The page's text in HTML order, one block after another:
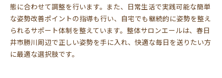
態に合わせて調整を行います。また、日常生活で実践可能な簡単
な姿勢改善ポイントの指導も行い、自宅でも継続的に姿勢を整え
られるサポート体制を整えています。整体サロンエールは、春日
井市勝川周辺で正しい姿勢を手に入れ、快適な毎日を送りたい方
に最適な選択肢です。